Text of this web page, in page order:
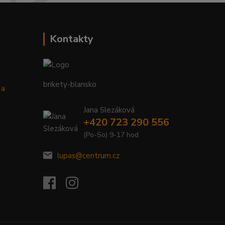
Kontakty
brikety-blansko
Jana Slezáková
+420 723 290 556
(Po-So) 9-17 hod
lupas@centrum.cz